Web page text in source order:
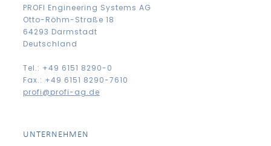
PROFI Engineering Systems AG
Otto-Röhm-Straße 18
64293 Darmstadt
Deutschland
Tel.: +49 6151 8290-0
Fax.: +49 6151 8290-7610
profi@profi-ag.de
UNTERNEHMEN